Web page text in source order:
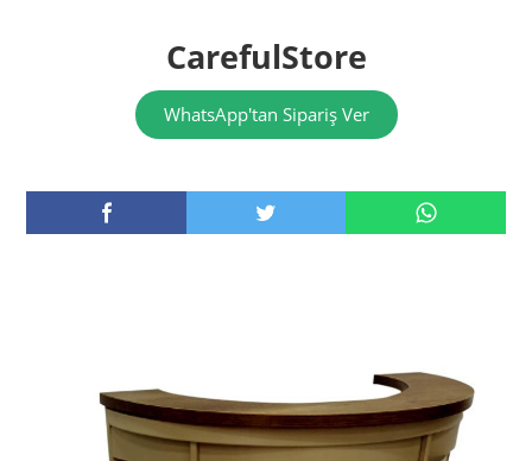
CarefulStore
WhatsApp'tan Sipariş Ver